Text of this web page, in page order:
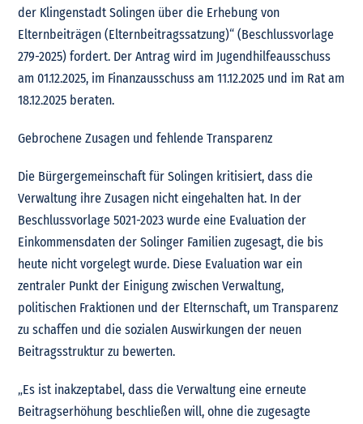
der Klingenstadt Solingen über die Erhebung von
Elternbeiträgen (Elternbeitragssatzung)“ (Beschlussvorlage
279-2025) fordert. Der Antrag wird im Jugendhilfeausschuss
am 01.12.2025, im Finanzausschuss am 11.12.2025 und im Rat am
18.12.2025 beraten.
Gebrochene Zusagen und fehlende Transparenz
Die Bürgergemeinschaft für Solingen kritisiert, dass die
Verwaltung ihre Zusagen nicht eingehalten hat. In der
Beschlussvorlage 5021-2023 wurde eine Evaluation der
Einkommensdaten der Solinger Familien zugesagt, die bis
heute nicht vorgelegt wurde. Diese Evaluation war ein
zentraler Punkt der Einigung zwischen Verwaltung,
politischen Fraktionen und der Elternschaft, um Transparenz
zu schaffen und die sozialen Auswirkungen der neuen
Beitragsstruktur zu bewerten.
„Es ist inakzeptabel, dass die Verwaltung eine erneute
Beitragserhöhung beschließen will, ohne die zugesagte